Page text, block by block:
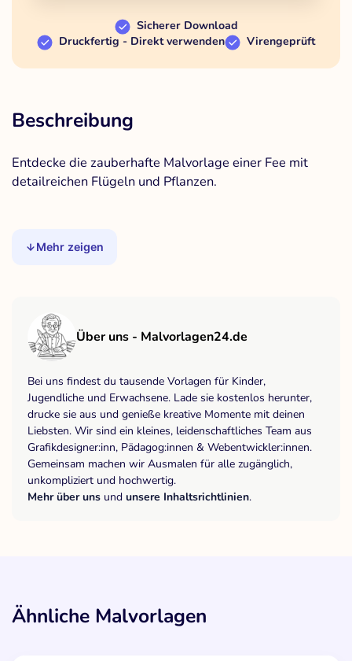
Sicherer Download
Druckfertig - Direkt verwenden
Virengeprüft
Beschreibung
Entdecke die zauberhafte Malvorlage einer Fee mit
detailreichen Flügeln und Pflanzen.
Mehr zeigen
Über uns - Malvorlagen24.de
Bei uns findest du tausende Vorlagen für Kinder,
Jugendliche und Erwachsene. Lade sie kostenlos herunter,
drucke sie aus und genieße kreative Momente mit deinen
Liebsten. Wir sind ein kleines, leidenschaftliches Team aus
Grafikdesigner:inn, Pädagog:innen & Webentwickler:innen.
Gemeinsam machen wir Ausmalen für alle zugänglich,
unkompliziert und hochwertig.
Mehr über uns und unsere Inhaltsrichtlinien.
Ähnliche Malvorlagen